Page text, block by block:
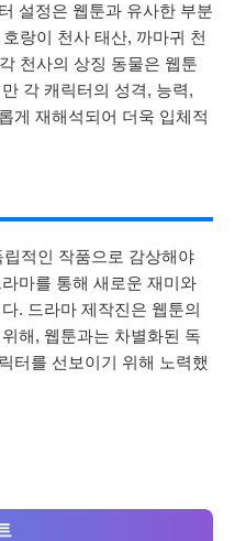
설정은 웹툰과 유사한 부분
랑이 천사 태산, 까마귀 천
천사의 상징 동물은 웹툰
각 캐릭터의 성격, 능력,
게 재해석되어 더욱 입체적
립적인 작품으로 감상해야
마를 통해 새로운 재미와
. 드라마 제작진은 웹툰의
해, 웹툰과는 차별화된 독
터를 선보이기 위해 노력했